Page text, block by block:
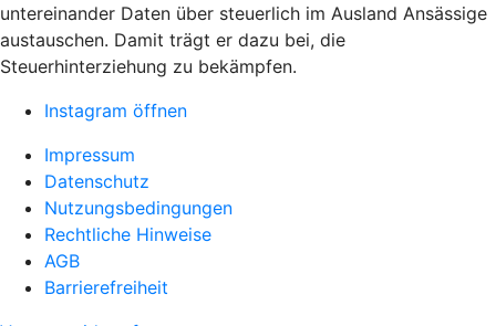
untereinander Daten über steuerlich im Ausland Ansässige
austauschen. Damit trägt er dazu bei, die
Steuerhinterziehung zu bekämpfen.
Instagram öffnen
Impressum
Datenschutz
Nutzungsbedingungen
Rechtliche Hinweise
AGB
Barrierefreiheit